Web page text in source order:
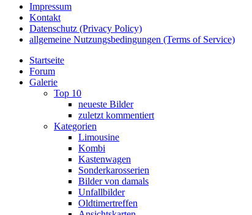
Impressum
Kontakt
Datenschutz (Privacy Policy)
allgemeine Nutzungsbedingungen (Terms of Service)
Startseite
Forum
Galerie
Top 10
neueste Bilder
zuletzt kommentiert
Kategorien
Limousine
Kombi
Kastenwagen
Sonderkarosserien
Bilder von damals
Unfallbilder
Oldtimertreffen